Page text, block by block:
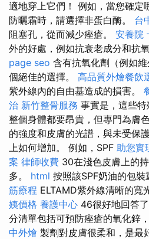
適地穿上它們！ 例如，當您確定
防曬霜時，請選擇非蛋白酶。 台
阻塞孔，從而減少痤瘡。 安養院
外的好處，例如抗衰老成分和抗
page seo 含有抗氧化劑（例如
個絕佳的選擇。 高品質外燴餐飲
紫外線內的自由基造成的損害。
治 新竹整骨服務 事實是，這些
整個身體都要昂貴，但專門為膚
的強度和皮膚的光譜，與未受保
上如何增加。 例如，SPF 助您實
案 律師收費 30在淺色皮膚上的
多。 html 按照該SPF奶油的包裝
筋療程 ELTAMD紫外線清晰的寬
姨價格 養護中心 46很好地回答
分清單包括可預防痤瘡的氧化鋅
中外燴 製劑對皮膚很柔和，是最